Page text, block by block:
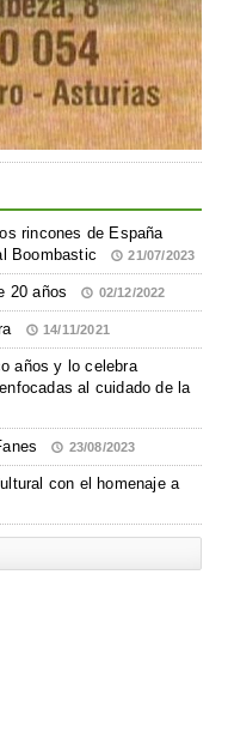
rincones de España
Boombastic
21/07/2023
20 años 02/12/2022
14/11/2021
años y lo celebra
al cuidado de la
23/08/2023
con el homenaje a